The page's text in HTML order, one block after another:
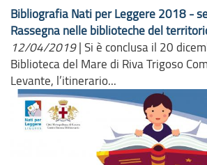
Bibliografia Nati per Leggere 2018 -
Rassegna nelle biblioteche del
12/04/2019 | Si è conclusa il 20
Biblioteca del Mare di Riva Trigoso
Levante, l’itinerario...